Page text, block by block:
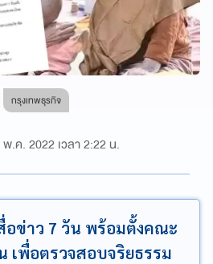
กรุงเทพธุรกิจ
พ.ค. 2022 เวลา 2:22 น.
อข่าว 7 วัน พร้อมตั้งคณะ
เพื่อตรวจสอบจริยธรรม